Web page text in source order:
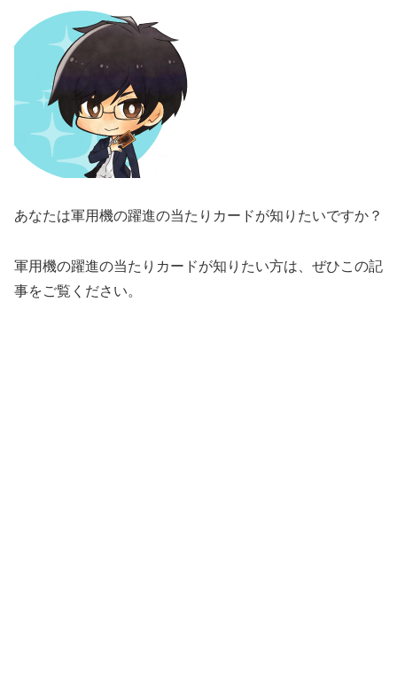
あなたは軍用機の躍進の当たりカードが知りたいですか？
軍用機の躍進の当たりカードが知りたい方は、ぜひこの記
事をご覧ください。